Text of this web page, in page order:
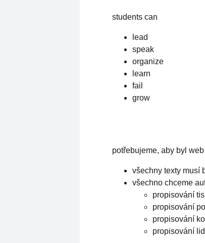
students can
lead
speak
organize
learn
fail
grow
potřebujeme, aby byl
všechny texty musí
všechno chceme
propisování
propisování
propisování
propisování